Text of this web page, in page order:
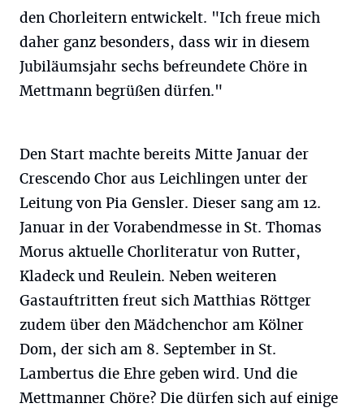
den Chorleitern entwickelt. "Ich freue mich
daher ganz besonders, dass wir in diesem
Jubiläumsjahr sechs befreundete Chöre in
Mettmann begrüßen dürfen."
Den Start machte bereits Mitte Januar der
Crescendo Chor aus Leichlingen unter der
Leitung von Pia Gensler. Dieser sang am 12.
Januar in der Vorabendmesse in St. Thomas
Morus aktuelle Chorliteratur von Rutter,
Kladeck und Reulein. Neben weiteren
Gastauftritten freut sich Matthias Röttger
zudem über den Mädchenchor am Kölner
Dom, der sich am 8. September in St.
Lambertus die Ehre geben wird. Und die
Mettmanner Chöre? Die dürfen sich auf einige